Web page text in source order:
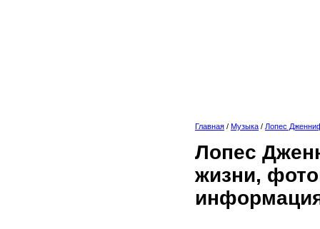
Главная / Музыка / Лопес
Лопес
жизни,